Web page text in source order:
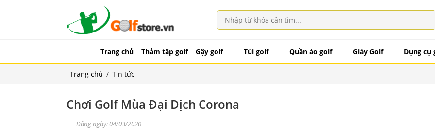
Trang chủ Thảm tập golf Gậy golf Túi golf Quần áo golf Giày Golf Dụng cụ
Trang chủ / Tin tức
Chơi Golf Mùa Đại Dịch Corona
Đăng ngày: 04/03/2020